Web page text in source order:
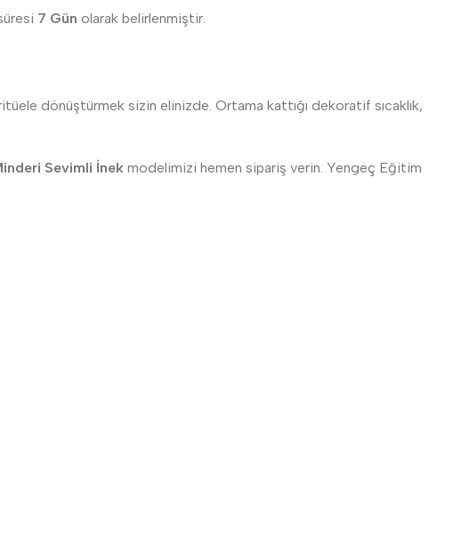
7 Gün olarak belirlenmiştir.
dönüştürmek sizin elinizde. Ortama kattığı dekoratif sıcaklık,
Sevimli İnek modelimizi hemen sipariş verin. Yengeç Eğitim